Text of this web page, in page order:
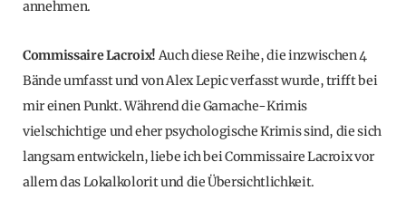
annehmen.
Commissaire Lacroix!Auch diese Reihe, die inzwischen 4
Bände umfasst und von Alex Lepic verfasst wurde, trifft bei
mir einen Punkt. Während die Gamache-Krimis
vielschichtige und eher psychologische Krimis sind, die sich
langsam entwickeln, liebe ich bei Commissaire Lacroix vor
allem das Lokalkolorit und die Übersichtlichkeit.